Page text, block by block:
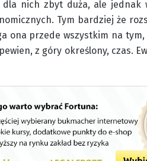
nich zbyt duża, ale jednak
Tym bardziej że
ona przede wszystkim na
z góry określony, czas.